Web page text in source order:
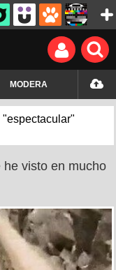
MODERA
visto en mucho